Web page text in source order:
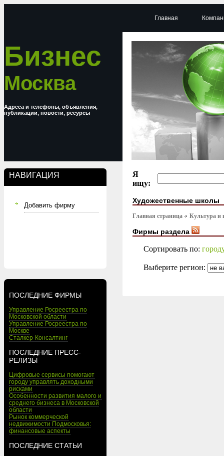
Бизнес
Москва
Адреса и телефоны, объявления,
публикации, новости, ресурсы
НАВИГАЦИЯ
Добавить фирму
ПОСЛЕДНИЕ ФИРМЫ
Управление Росреестра по
Московской области
Управление Росреестра по
Москве
Сталкер-Консалтинг
ПОСЛЕДНИЕ ПРЕСС-
РЕЛИЗЫ
Цифровые сервисы помогают
городу управлять доходными
рисками
Особенности развития малого и
среднего бизнеса в Московской
области
Рынок коммерческой
недвижимости Подмосковья:
финансовые аспекты
ПОСЛЕДНИЕ СТАТЬИ
Главная
Я
ищу:
Художественные школы
Главная страница Культура и
Фирмы раздела
Сортировать по:
Выберите регион: